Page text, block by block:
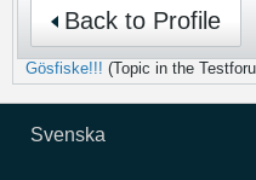
Back to Profile
Gösfiske!!! (Topic in the
Svenska